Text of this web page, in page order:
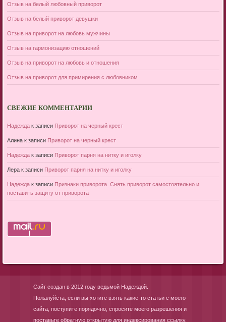
Отзыв на белый любовный приворот
Отзыв на белый приворот девушки
Отзыв на приворот на любовь мужчины
Отзыв на гармонизацию отношений
Отзыв на приворот на любовь и отношения
Отзыв на приворот для примирения с любовником
СВЕЖИЕ КОММЕНТАРИИ
Надеждак записи Приворот на черный крест
Алинак записи Приворот на черный крест
Надеждак записи Приворот парня на нитку и иголку
Лерак записи Приворот парня на нитку и иголку
Надеждак записи Признаки приворота. Снять приворот самостоятельно и
поставить защиту от приворота
Сайт создан в 2012 году ведьмой Надеждой.
Пожалуйста, если вы хотите взять какие-то статьи с моего
сайта, поступите порядочно, спросите моего разрешения и
поставьте обратную открытую для индексирования ссылку.